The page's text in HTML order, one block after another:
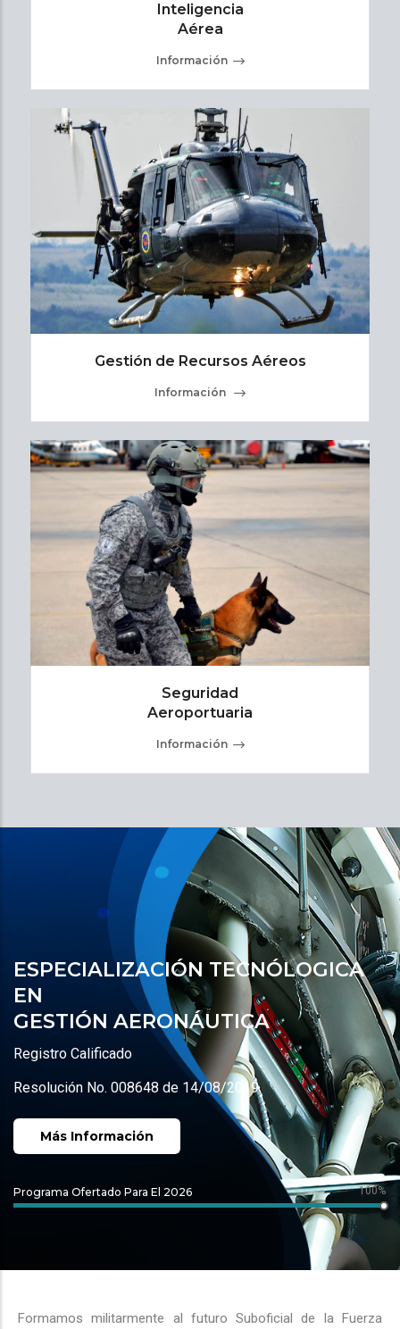
Inteligencia
Aérea
Información
Gestión de Recursos Aéreos
Información
Seguridad
Aeroportuaria
Información
ESPECIALIZACIÓN TECNÓLOGICA
EN
GESTIÓN AERONÁUTICA
Registro Calificado
Resolución No. 008648 de 14/08/2019
Más Información
Programa Ofertado Para El 2026 100%
Formamos militarmente al futuro Suboficial de la Fuerza